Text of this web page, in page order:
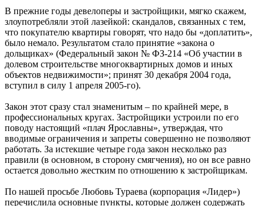
В прежние годы девелоперы и застройщики, мягко скажем,
злоупотребляли этой лазейкой: скандалов, связанных с тем,
что покупателю квартиры говорят, что надо бы «доплатить»,
было немало. Результатом стало принятие «закона о
дольщиках» (Федеральный закон № ФЗ-214 «Об участии в
долевом строительстве многоквартирных домов и иных
объектов недвижимости»; принят 30 декабря 2004 года,
вступил в силу 1 апреля 2005-го).
Закон этот сразу стал знаменитым – по крайней мере, в
профессиональных кругах. Застройщики устроили по его
поводу настоящий «плач Ярославны», утверждая, что
вводимые ограничения и запреты совершенно не позволяют
работать. За истекшие четыре года закон несколько раз
правили (в основном, в сторону смягчения), но он все равно
остается довольно жестким по отношению к застройщикам.
По нашей просьбе Любовь Тураева (корпорация «Лидер»)
перечислила основные пункты, которые должен содержать